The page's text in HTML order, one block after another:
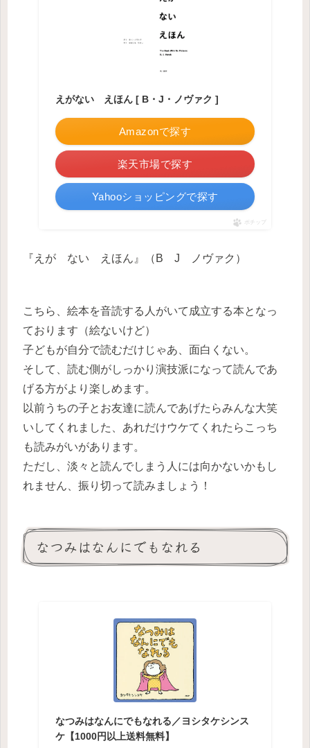
えがない えほん [ B・J・ノヴァク ]
Amazonで探す
楽天市場で探す
Yahooショッピングで探す
ポチップ
『えが ない えほん』（B J ノヴァク）
こちら、絵本を音読する人がいて成立する本となっ
ております（絵ないけど）
子どもが自分で読むだけじゃあ、面白くない。
そして、読む側がしっかり演技派になって読んであ
げる方がより楽しめます。
以前うちの子とお友達に読んであげたらみんな大笑
いしてくれました、あれだけウケてくれたらこっち
も読みがいがあります。
ただし、淡々と読んでしまう人には向かないかもし
れません、振り切って読みましょう！
なつみはなんにでもなれる
なつみはなんにでもなれる／ヨシタケシンス
ケ【1000円以上送料無料】